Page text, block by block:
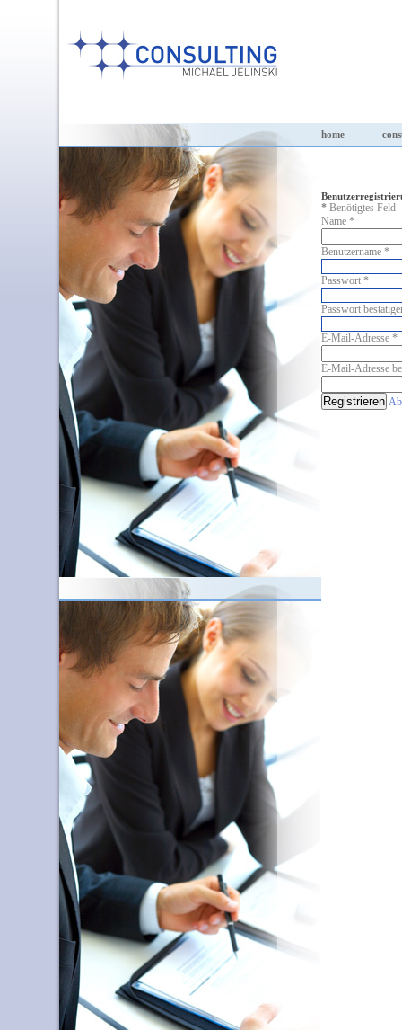
home
*Benötigtes Feld
Name*
Benutzername*
Passwort*
Passwort
E-Mail-Adresse*
E-Mail-Adresse
Registrieren